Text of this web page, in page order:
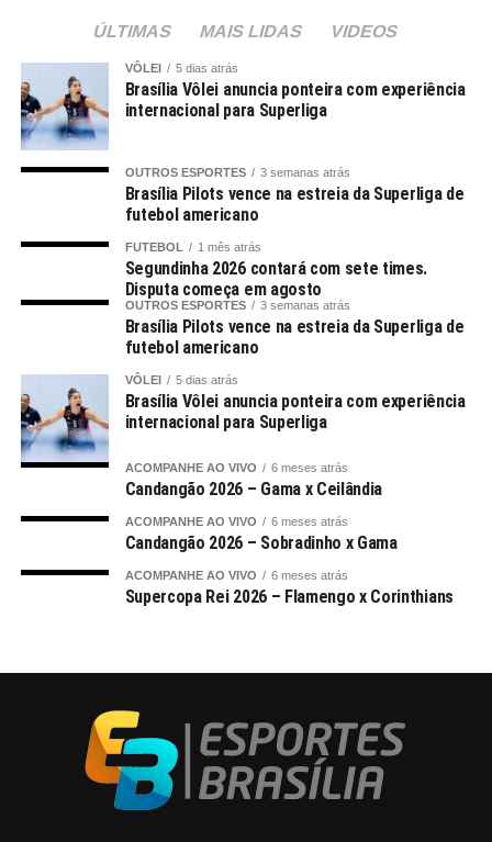
ÚLTIMAS MAIS LIDAS VIDEOS
VÔLEI 5 dias atrás
Brasília Vôlei anuncia ponteira com experiência
internacional para Superliga
OUTROS ESPORTES 3 semanas atrás
Brasília Pilots vence na estreia da Superliga de
futebol americano
FUTEBOL 1 mês atrás
Segundinha 2026 contará com sete times.
Disputa começa em agosto
OUTROS ESPORTES 3 semanas atrás
Brasília Pilots vence na estreia da Superliga de
futebol americano
VÔLEI 5 dias atrás
Brasília Vôlei anuncia ponteira com experiência
internacional para Superliga
ACOMPANHE AO VIVO 6 meses atrás
Candangão 2026 – Gama x Ceilândia
ACOMPANHE AO VIVO 6 meses atrás
Candangão 2026 – Sobradinho x Gama
ACOMPANHE AO VIVO 6 meses atrás
Supercopa Rei 2026 – Flamengo x Corinthians